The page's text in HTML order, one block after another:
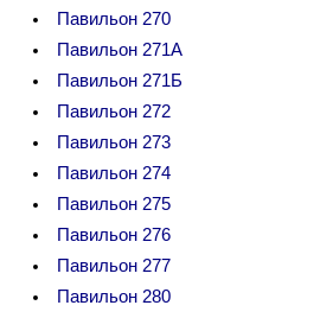
Павильон 270
Павильон 271А
Павильон 271Б
Павильон 272
Павильон 273
Павильон 274
Павильон 275
Павильон 276
Павильон 277
Павильон 280